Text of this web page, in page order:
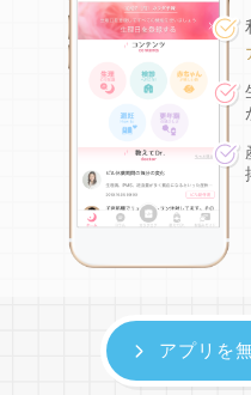
アプリを